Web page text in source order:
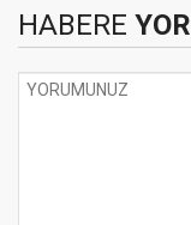
HABERE